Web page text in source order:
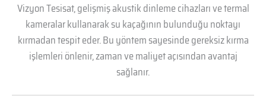
Vizyon Tesisat, gelişmiş akustik dinleme cihazları ve termal
kameralar kullanarak su kaçağının bulunduğu noktayı
kırmadan tespit eder. Bu yöntem sayesinde gereksiz kırma
işlemleri önlenir, zaman ve maliyet açısından avantaj
sağlanır.